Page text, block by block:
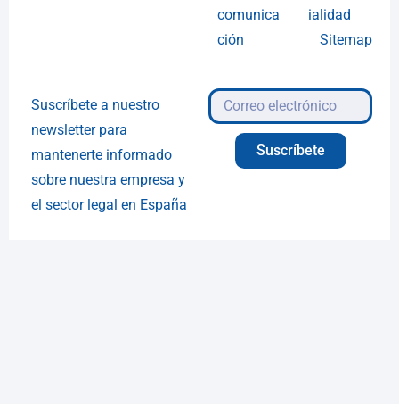
comunica
ción
ialidad
Sitemap
Suscríbete a nuestro
newsletter para
mantenerte informado
sobre nuestra empresa y
el sector legal en España
Suscríbete